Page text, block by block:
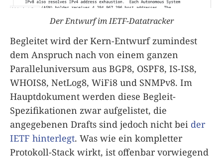
Der Entwurf im IETF-Datatracker
Begleitet wird der Kern-Entwurf zumindest
dem Anspruch nach von einem ganzen
Paralleluniversum aus BGP8, OSPF8, IS-IS8,
WHOIS8, NetLog8, WiFi8 und SNMPv8. Im
Hauptdokument werden diese Begleit-
Spezifikationen zwar aufgelistet, die
angegebenen Drafts sind jedoch nicht bei der
IETF hinterlegt. Was wie ein kompletter
Protokoll-Stack wirkt, ist offenbar vorwiegend